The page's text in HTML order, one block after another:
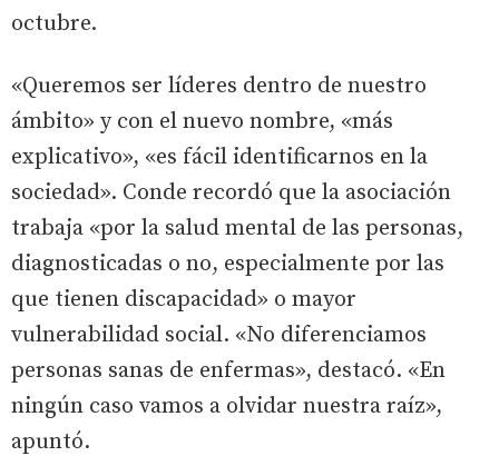
octubre.
«Queremos ser líderes dentro de nuestro
ámbito» y con el nuevo nombre, «más
explicativo», «es fácil identificarnos en la
sociedad». Conde recordó que la asociación
trabaja «por la salud mental de las personas,
diagnosticadas o no, especialmente por las
que tienen discapacidad» o mayor
vulnerabilidad social. «No diferenciamos
personas sanas de enfermas», destacó. «En
ningún caso vamos a olvidar nuestra raíz»,
apuntó.